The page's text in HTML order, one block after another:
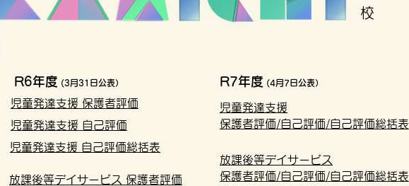
校
R6年度 (3月31日公表）
児童発達支援 保護者評価
児童発達支援 自己評価
児童発達支援 自己評価総括表
放課後等デイサービス 保護者評価
R7年度 (4月7日公表）
児童発達支援
保護者評価/自己評価/自己評価総括表
放課後等デイサービス
保護者評価/自己評価/自己評価総括表